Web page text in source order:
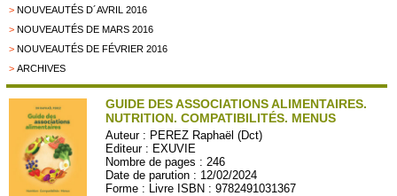
> NOUVEAUTÉS D´AVRIL 2016
> NOUVEAUTÉS DE MARS 2016
> NOUVEAUTÉS DE FÉVRIER 2016
> ARCHIVES
GUIDE DES ASSOCIATIONS ALIMENTAIRES.
NUTRITION. COMPATIBILITÉS. MENUS
Auteur : PEREZ Raphaël (Dct)
Editeur : EXUVIE
Nombre de pages : 246
Date de parution : 12/02/2024
Forme : Livre ISBN : 9782491031367